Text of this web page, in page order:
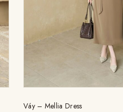
Váy – Mellia Dress